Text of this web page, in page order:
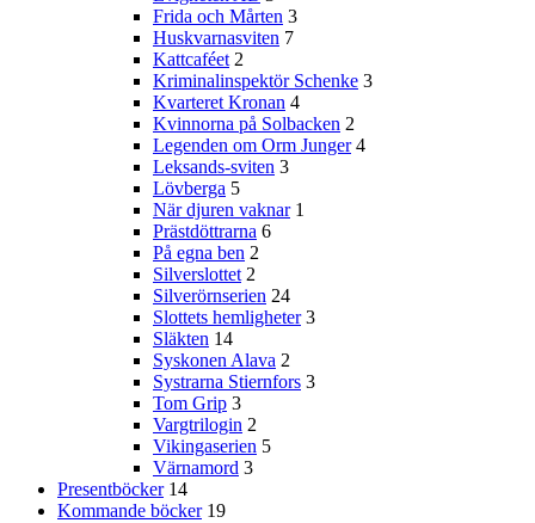
Frida och Mårten 3
Huskvarnasviten 7
Kattcaféet 2
Kriminalinspektör Schenke 3
Kvarteret Kronan 4
Kvinnorna på Solbacken 2
Legenden om Orm Junger 4
Leksands-sviten 3
Lövberga 5
När djuren vaknar 1
Prästdöttrarna 6
På egna ben 2
Silverslottet 2
Silverörnserien 24
Slottets hemligheter 3
Släkten 14
Syskonen Alava 2
Systrarna Stiernfors 3
Tom Grip 3
Vargtrilogin 2
Vikingaserien 5
Värnamord 3
Presentböcker 14
Kommande böcker 19